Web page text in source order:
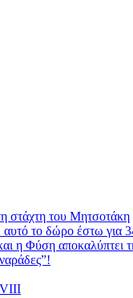
στάχτη του Μητσοτάκη
το δώρο έστω για
η Φύση αποκαλύπτει